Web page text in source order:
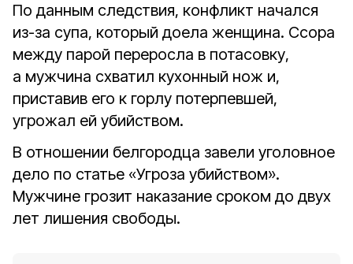
По данным следствия, конфликт начался
из-за супа, который доела женщина. Ссора
между парой переросла в потасовку,
а мужчина схватил кухонный нож и,
приставив его к горлу потерпевшей,
угрожал ей убийством.
В отношении белгородца завели уголовное
дело по статье «Угроза убийством».
Мужчине грозит наказание сроком до двух
лет лишения свободы.